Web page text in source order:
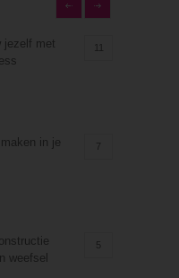
jezelf met
in je
7
weefsel
5